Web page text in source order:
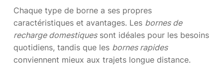
Chaque type de borne a ses propres
caractéristiques et avantages. Les bornes de
recharge domestiquessont idéales pour les besoins
quotidiens, tandis que les bornes rapides
conviennent mieux aux trajets longue distance.